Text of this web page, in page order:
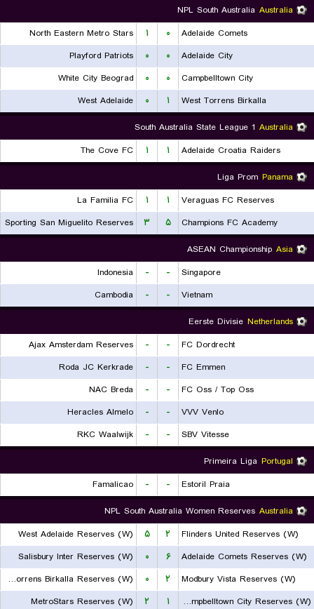
Australia
NPL South Australia
Adelaide Comets
۰ ۱
North Eastern Metro Stars
Adelaide City
۰ ۰
Playford Patriots
Campbelltown City
۰ ۰
White City Beograd
West Torrens Birkalla
۱ ۰
West Adelaide
Australia
South Australia State League 1
Adelaide Croatia Raiders
۱ ۱
The Cove FC
Panama
Liga Prom
Veraguas FC Reserves
۱ ۱
La Familia FC
Champions FC Academy
۵ ۳
Sporting San Miguelito Reserves
Asia
ASEAN Championship
Singapore
-
-
Indonesia
Vietnam
-
-
Cambodia
Netherlands
Eerste Divisie
FC Dordrecht
-
-
Ajax Amsterdam Reserves
FC Emmen
-
-
Roda JC Kerkrade
FC Oss / Top Oss
-
-
NAC Breda
VVV Venlo
-
-
Heracles Almelo
SBV Vitesse
-
-
RKC Waalwijk
Portugal
Primeira Liga
Estoril Praia
-
-
Famalicao
Australia
NPL South Australia Women Reserves
Flinders United Reserves (W)
۲ ۵
West Adelaide Reserves (W)
Adelaide Comets Reserves (W)
۶ ۰
Salisbury Inter Reserves (W)
Modbury Vista Reserves (W)
۲ ۰
West Torrens Birkalla Reserves (W)
Campbelltown City Reserves (W)
۱ ۲
MetroStars Reserves (W)